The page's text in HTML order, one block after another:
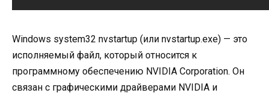
Windows system32 nvstartup (или nvstartup.exe) — это
исполняемый файл, который относится к
программному обеспечению NVIDIA Corporation. Он
связан с графическими драйверами NVIDIA и